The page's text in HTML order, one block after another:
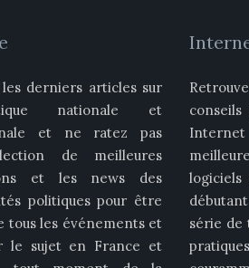
les derniers articles sur
nationale et
et ne ratez pas
de meilleures
et les news des
politiques pour être
tous les événements et
le sujet en France et
logiciels
série de